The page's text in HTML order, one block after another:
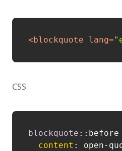
< blockquote lang=
CSS
blockquote ::before
content : open-